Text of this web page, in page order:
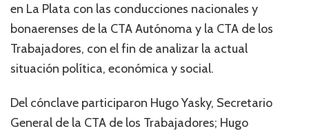
en La Plata con las conducciones nacionales y
bonaerenses de la CTA Autónoma y la CTA de los
Trabajadores, con el fin de analizar la actual
situación política, económica y social.
Del cónclave participaron Hugo Yasky, Secretario
General de la CTA de los Trabajadores; Hugo